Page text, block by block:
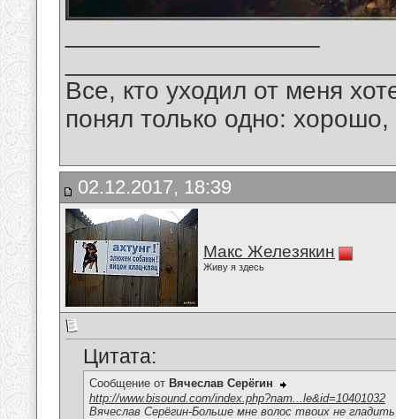
Все, кто уходил от меня
понял только одно:
02.12.2017, 18:39
Макс Железякин
Живу я здесь
Цитата:
Сообщение от Вячеслав Серёгин
http://www.bisound.com/index.php?nam...le&id=10401032
Вячеслав Серёгин-Больше мне волос твоих не гладить